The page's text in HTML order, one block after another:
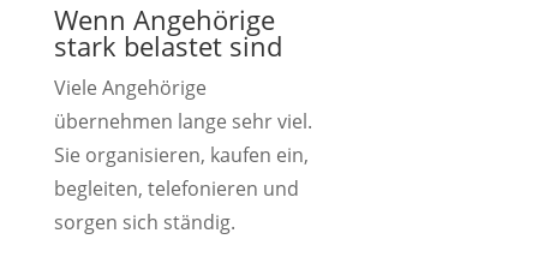
Wenn Angehörige
stark belastet sind
Viele Angehörige
übernehmen lange sehr viel.
Sie organisieren, kaufen ein,
begleiten, telefonieren und
sorgen sich ständig.